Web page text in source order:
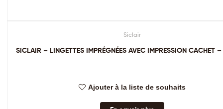
Siclair
SICLAIR – LINGETTES IMPRÉGNÉES AVEC IMPRESSION CACHET
Ajouter à la liste de souhaits